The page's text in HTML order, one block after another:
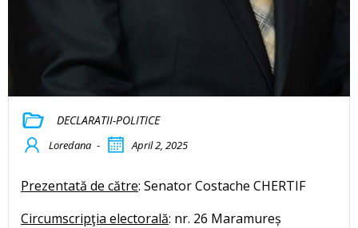
DECLARATII-POLITICE
Loredana - April 2, 2025
Prezentată de către: Senator Costache CHERTIF
Circumscripţia electorală: nr. 26 Maramureș